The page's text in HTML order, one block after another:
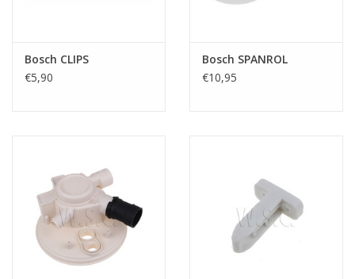
Bosch CLIPS
€5,90
Bosch SPANROL
€10,95